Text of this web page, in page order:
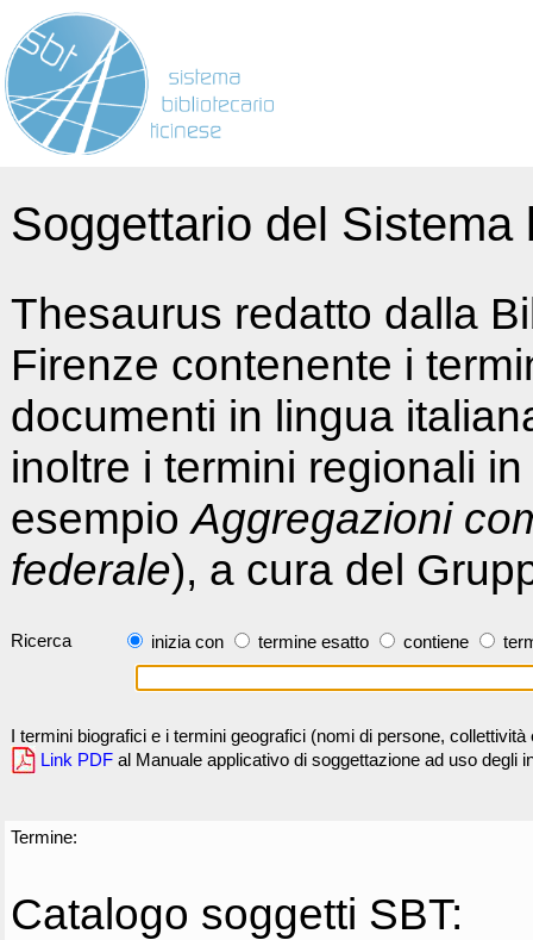
Soggettario del
Thesaurus redatto dalla
Firenze contenente i
documenti in lingua
inoltre i termini regionali
esempioAggregazioni
federale), a cura del
Ricerca inizia con termine esatto contiene
I termini biografici e i termini geografici (nomi di persone,
Link PDF al Manuale applicativo di soggettazione ad uso degli
Termine:
Catalogo soggetti SBT: